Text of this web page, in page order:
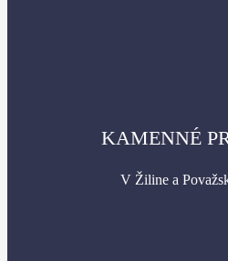
KAMENNÉ
V Žiline a